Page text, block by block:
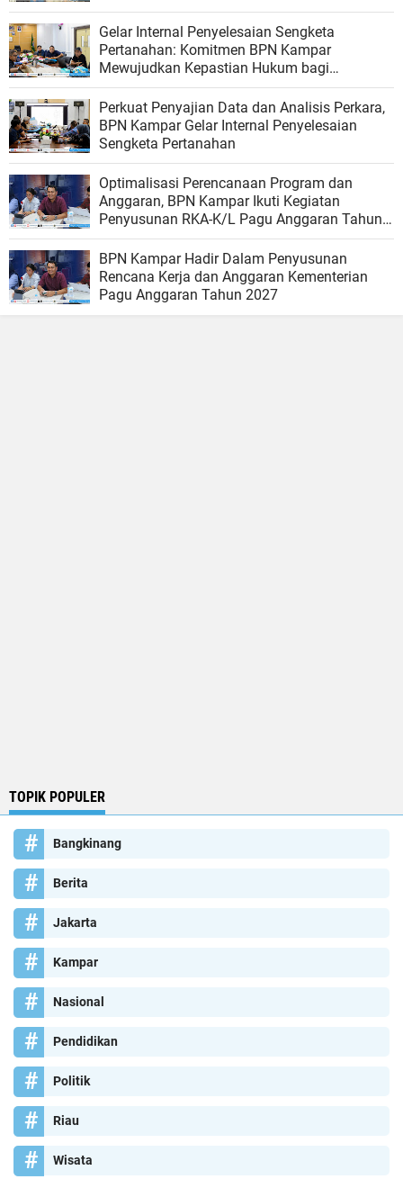
Gelar Internal Penyelesaian Sengketa
Pertanahan: Komitmen BPN Kampar
Mewujudkan Kepastian Hukum bagi
Masyarakat
Perkuat Penyajian Data dan Analisis Perkara,
BPN Kampar Gelar Internal Penyelesaian
Sengketa Pertanahan
Optimalisasi Perencanaan Program dan
Anggaran, BPN Kampar Ikuti Kegiatan
Penyusunan RKA-K/L Pagu Anggaran Tahun
2027
BPN Kampar Hadir Dalam Penyusunan
Rencana Kerja dan Anggaran Kementerian
Pagu Anggaran Tahun 2027
TOPIK POPULER
Bangkinang
Berita
Jakarta
Kampar
Nasional
Pendidikan
Politik
Riau
Wisata